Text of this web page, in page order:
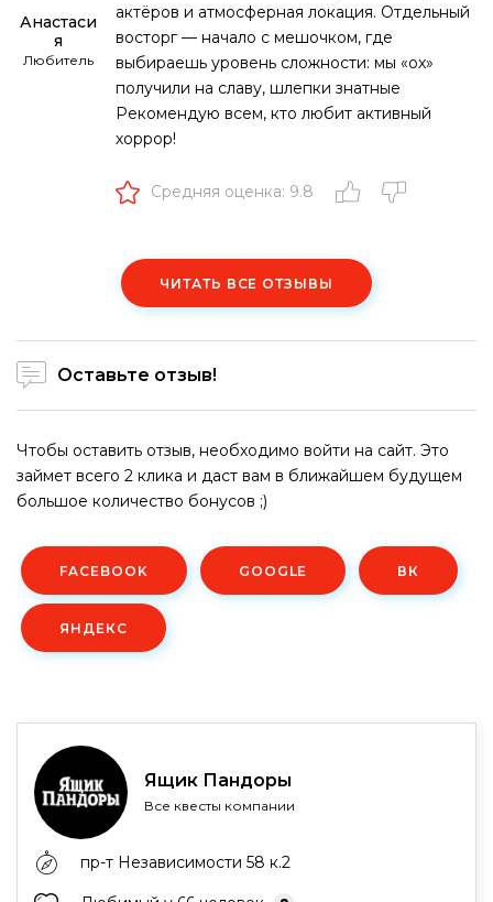
Анастаси
я
Любитель
актёров и атмосферная локация. Отдельный
восторг — начало с мешочком, где
выбираешь уровень сложности: мы «ох»
получили на славу, шлепки знатные
Рекомендую всем, кто любит активный
хоррор!
Средняя оценка: 9.8
ЧИТАТЬ ВСЕ ОТЗЫВЫ
Оставьте отзыв!
Чтобы оставить отзыв, необходимо войти на сайт. Это
займет всего 2 клика и даст вам в ближайшем будущем
большое количество бонусов ;)
FACEBOOK GOOGLE ВК
ЯНДЕКС
Ящик Пандоры
Все квесты компании
пр-т Независимости 58 к.2